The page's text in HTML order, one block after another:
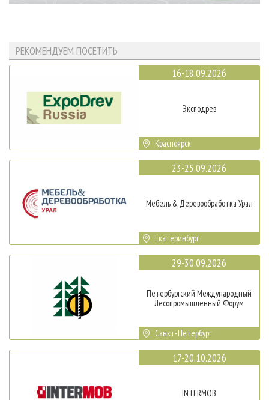
РЕКОМЕНДУЕМ ПОСЕТИТЬ
16-18.09.2026
Эксподрев
Красноярск
23-25.09.2026
Мебель & Деревообработка Урал
Екатеринбург
29-30.09.2026
Петербургский Международный
Лесопромышленный Форум
Санкт-Петербург
17-20.10.2026
INTERMOB